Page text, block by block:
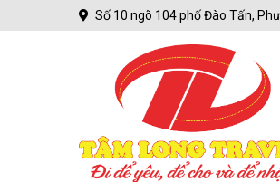
Số 10 ngõ 104 phố Đào Tấn,